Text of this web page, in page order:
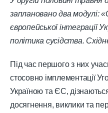
заплановано два модулі:
європейської інтеграції
політика сусідства.
Під час першого з них
стосовно імплементації
Україною та ЄС,
досягнення, виклики та